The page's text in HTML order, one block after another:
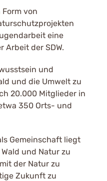
von
eine
Arbeit der SDW.
und
und die Umwelt zu
20.000 Mitglieder in
350 Orts- und
Gemeinschaft liegt
und Natur zu
der Natur zu
Zukunft zu